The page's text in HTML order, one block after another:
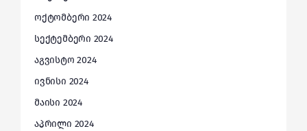
ოქტომბერი 2024
სექტემბერი 2024
აგვისტო 2024
ივნისი 2024
მაისი 2024
აპრილი 2024